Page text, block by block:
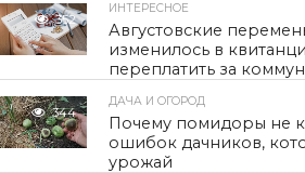
352
ИНТЕРЕСНОЕ
Августовские
изменилось в
переплатить за
344
ДАЧА И ОГОРОД
Почему помидоры не
ошибок дачников,
урожай